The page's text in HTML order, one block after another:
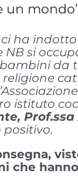
un
ha
NB si
da
istituto
che